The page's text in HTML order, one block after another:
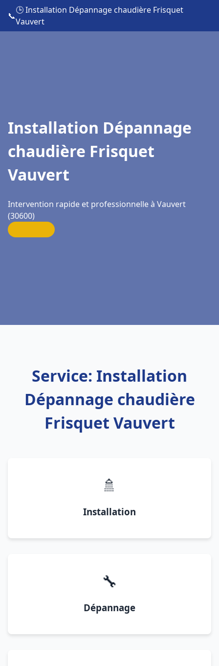
📞
🕒 Installation Dépannage chaudière Frisquet
Vauvert
Installation Dépannage
chaudière Frisquet
Vauvert
Intervention rapide et professionnelle à Vauvert
(30600)
Service: Installation
Dépannage chaudière
Frisquet Vauvert
🚿
Installation
🔧
Dépannage